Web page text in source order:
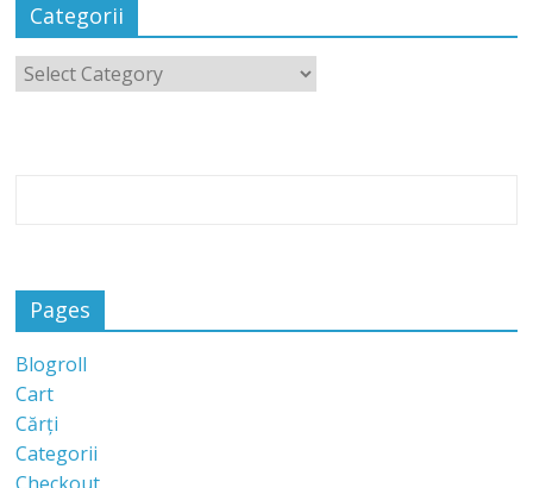
Categorii
Pages
Blogroll
Cart
Cărți
Categorii